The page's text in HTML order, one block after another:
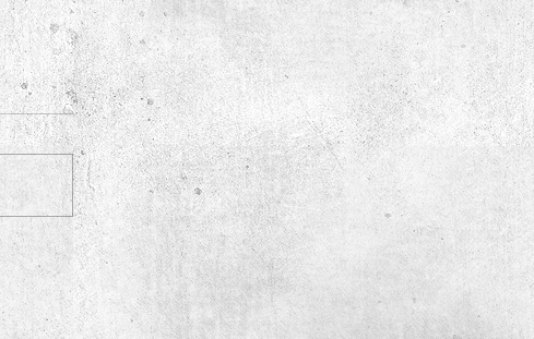
JUDE participa do XV Seminário Discente
do Programa de Pós-Graduação em
Ciência Política da USP